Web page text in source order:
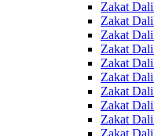
Zakat
Zakat
Zakat
Zakat
Zakat
Zakat
Zakat
Zakat
Zakat
Zakat